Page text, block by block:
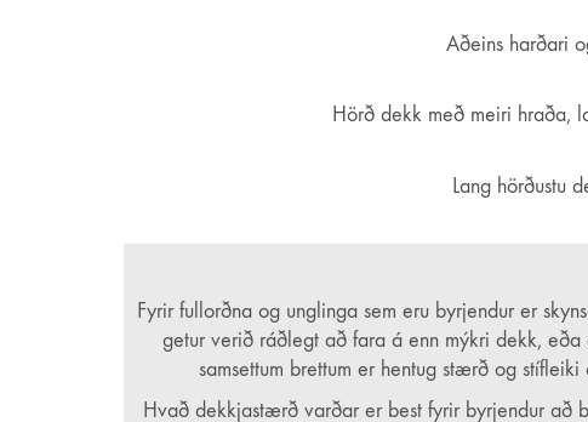
Aðeins harðari
Hörð dekk með meiri hraða,
Lang hörðustu
Fyrir fullorðna og unglinga sem eru byrjendur er
getur verið ráðlegt að fara á enn mýkri dekk,
samsettum brettum er hentug stærð og
Hvað dekkjastærð varðar er best fyrir byrjendur að
Einnig bjóðum við upp á gæðavörur fyrir
Viltu vita nánar um vörurnar okkar? Ertu að kaupa
Það er hægt að senda okkur tölvupóst eða skilaboð á